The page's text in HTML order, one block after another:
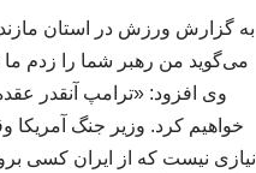
به گزارش ورزش در استان
می‌گوید من رهبر شما را زدم ما
وی افزود: «ترامپ آنقدر
خواهیم کرد. وزیر جنگ آمریکا
نیازی نیست که از ایران کسی